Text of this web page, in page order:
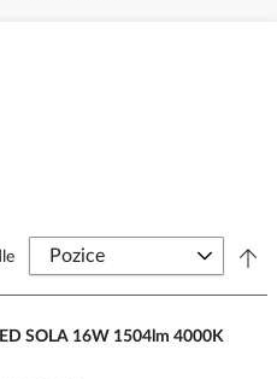
SOLA 16W 1504lm 4000K